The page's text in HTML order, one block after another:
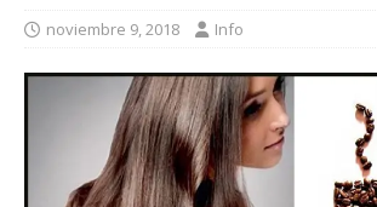
noviembre 9, 2018 Info